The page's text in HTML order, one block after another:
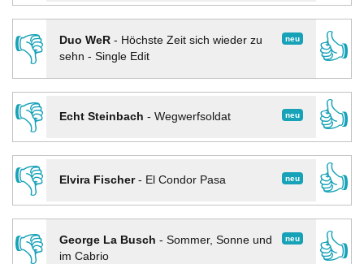
👎
neu
Duo WeR- Höchste Zeit sich wieder zu
sehn - Single Edit
👍
👎
neu
Echt Steinbach - Wegwerfsoldat
👍
👎
neu
Elvira Fischer- El Condor Pasa
👍
👎
neu
George La Busch - Sommer, Sonne und
im Cabrio
👍